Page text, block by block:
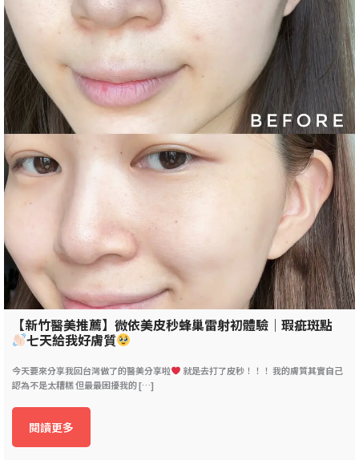
【新竹醫美推薦】微依美皮秒蜂巢雷射初體驗｜瑕疵斑點
七天給我好膚質
今天要來分享我回台灣做了的醫美分享啦
就是去打了皮秒！！！ 我的膚質其實自己
認為不是太糟糕 但最最困擾我的 […]
閱讀更多